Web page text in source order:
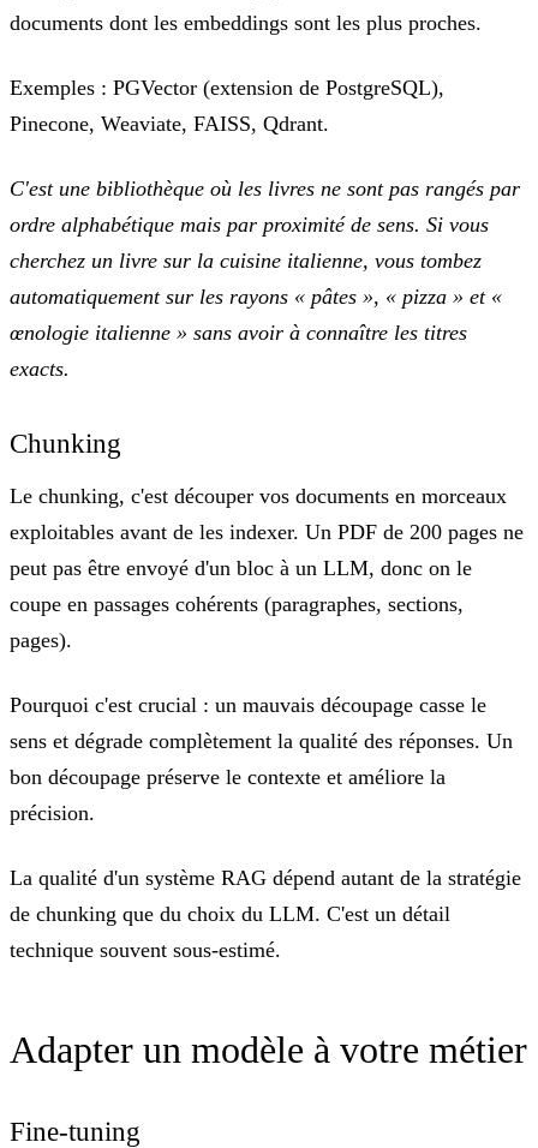
documents dont les embeddings sont les plus proches.
Exemples : PGVector (extension de PostgreSQL),
Pinecone, Weaviate, FAISS, Qdrant.
C'est une bibliothèque où les livres ne sont pas rangés par
ordre alphabétique mais par proximité de sens. Si vous
cherchez un livre sur la cuisine italienne, vous tombez
automatiquement sur les rayons « pâtes », « pizza » et «
œnologie italienne » sans avoir à connaître les titres
exacts.
Chunking
Le chunking, c'est découper vos documents en morceaux
exploitables avant de les indexer. Un PDF de 200 pages ne
peut pas être envoyé d'un bloc à un LLM, donc on le
coupe en passages cohérents (paragraphes, sections,
pages).
Pourquoi c'est crucial : un mauvais découpage casse le
sens et dégrade complètement la qualité des réponses. Un
bon découpage préserve le contexte et améliore la
précision.
La qualité d'un système RAG dépend autant de la stratégie
de chunking que du choix du LLM. C'est un détail
technique souvent sous-estimé.
Adapter un modèle à votre métier
Fine-tuning